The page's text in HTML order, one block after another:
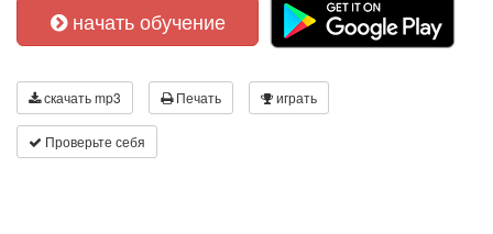
начать обучение
скачать mp3 Печать играть
Проверьте себя